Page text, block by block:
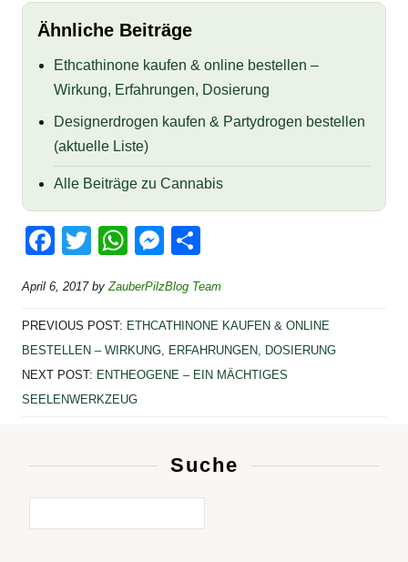
Ähnliche Beiträge
Ethcathinone kaufen & online bestellen –
Wirkung, Erfahrungen, Dosierung
Designerdrogen kaufen & Partydrogen bestellen
(aktuelle Liste)
Alle Beiträge zu Cannabis
F
c
e
b
o
T
tt
er
W
at
s
A
p
M
ss
e
n
g
e
n
April 6, 2017byZauberPilzBlog Team
PREVIOUS POST: ETHCATHINONE KAUFEN & ONLINE
BESTELLEN – WIRKUNG, ERFAHRUNGEN, DOSIERUNG
NEXT POST: ENTHEOGENE – EIN MÄCHTIGES
SEELENWERKZEUG
Suche